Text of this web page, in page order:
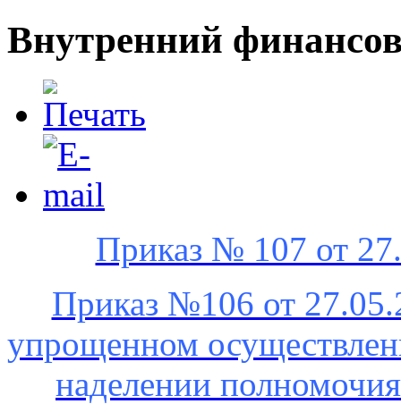
Внутренний
Приказ № 107 от
Приказ №106 от
упрощенном
наделении